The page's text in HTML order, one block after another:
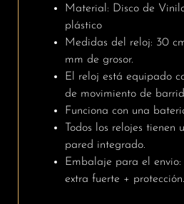
Material: Disco de
plástico
Medidas del reloj: 30
mm de grosor.
El reloj está equipado
de movimiento de
Funciona con una
Todos los relojes tienen
pared integrado.
Embalaje para el
extra fuerte + protección.